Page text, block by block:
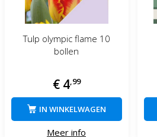
Tulp olympic flame 10
bollen
€ 4 99
Meer info
IN WINKELWAGEN